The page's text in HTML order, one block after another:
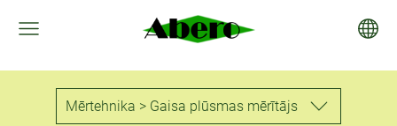
Mērtehnika > Gaisa plūsmas mērītājs